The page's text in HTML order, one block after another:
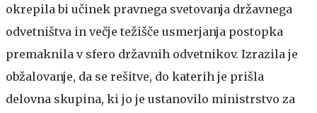
okrepila bi učinek pravnega svetovanja državnega
odvetništva in večje težišče usmerjanja postopka
premaknila v sfero državnih odvetnikov. Izrazila je
obžalovanje, da se rešitve, do katerih je prišla
delovna skupina, ki jo je ustanovilo ministrstvo za